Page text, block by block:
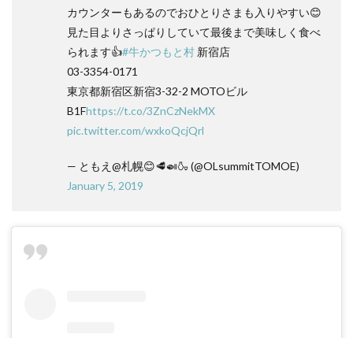
カウンターもあるのでおひとりさまも入りやすい😊
見た目よりさっぱりしていて最後まで美味しく食べ
られます👍#牛かつもと村 新宿店
03-3354-0171
東京都新宿区新宿3-32-2 MOTOビル
B1Fhttps://t.co/3ZnCzNekMX
pic.twitter.com/wxkoQcjQrl
— ともえ@札幌😊🥩🍛🍶 (@OLsummitTOMOE)
January 5, 2019